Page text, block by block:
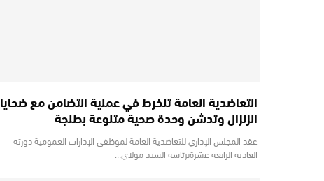
التعاضدية العامة تنخرط في عملية التضامن مع ضحايا
الزلزال وتدشن وحدة صحية متنوعة بطنجة
عقد المجلس الإداري للتعاضدية العامة لموظفي الإدارات العمومية دورته
العادية الرابعة عشرةبرئاسة السيـد مولاي…